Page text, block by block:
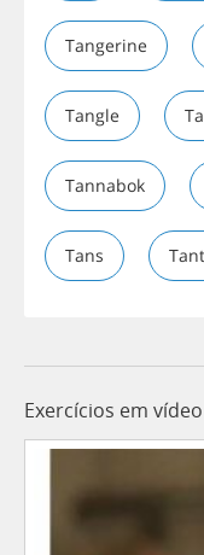
Tangerine
Tangle
Tannabok
Tans
Exercícios em vídeo